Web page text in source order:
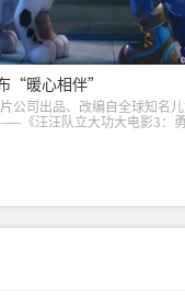
“暖心相伴”
公司出品、改编自全球知名
《汪汪队立大功大电影3：